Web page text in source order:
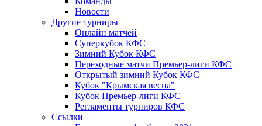
Новости
Другие турниры
Онлайн матчей
Суперкубок КФС
Зимний Кубок КФС
Переходные матчи Премьер-лиги КФС
Открытый зимний Кубок КФС
Кубок "Крымская весна"
Кубок Премьер-лиги КФС
Регламенты турниров КФС
Ссылки